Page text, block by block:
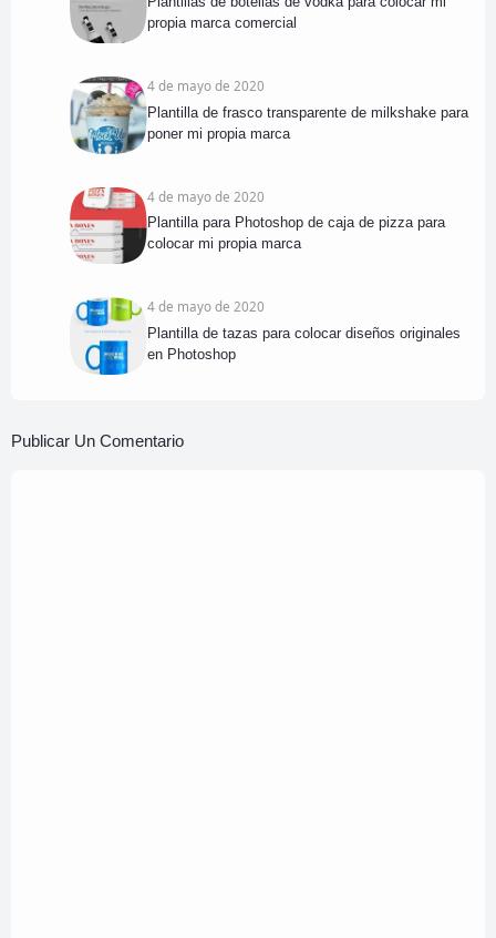
propia marca comercial
4 de mayo de 2020
Plantilla de frasco transparente de milkshake para
poner mi propia marca
4 de mayo de 2020
Plantilla para Photoshop de caja de pizza para
colocar mi propia marca
4 de mayo de 2020
Plantilla de tazas para colocar diseños originales
en Photoshop
Publicar Un Comentario